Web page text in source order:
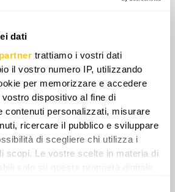
dati
trattiamo i vostri dati
il vostro numero IP, utilizzando
per memorizzare e accedere
dispositivo al fine di
contenuti personalizzati, misurare
ricercare il pubblico e sviluppare
di scegliere chi utilizza i
scopi. Le vostre scelte in materia di
solo su questa proprietà digitale